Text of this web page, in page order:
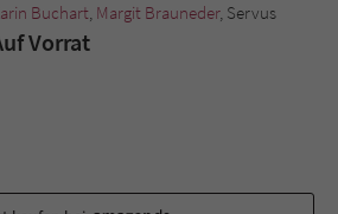
Buchart, Margit Brauneder, Servus
Vorrat
Couch Medien GmbH & Co. KG
Es wird benötigt um z. B. den